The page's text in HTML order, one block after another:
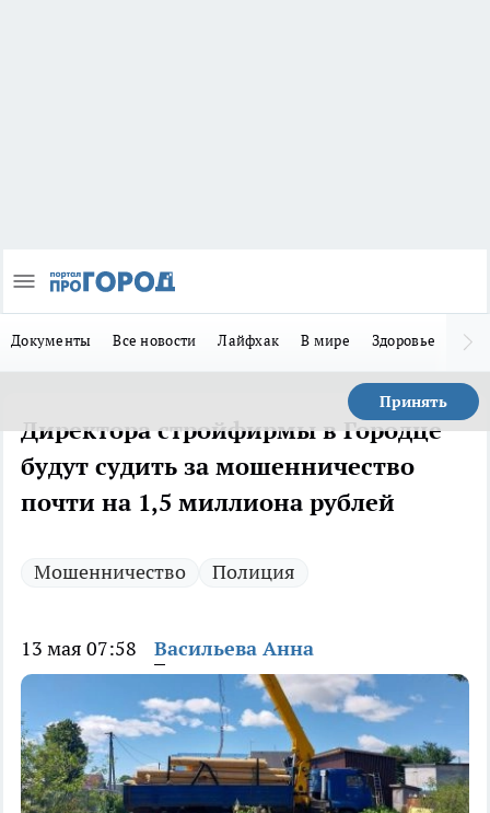
Документы Все новости Лайфхак В мире Здоровье
Принять
Директора стройфирмы в Городце
будут судить за мошенничество
почти на 1,5 миллиона рублей
Мошенничество Полиция
13 мая 07:58 Васильева Анна